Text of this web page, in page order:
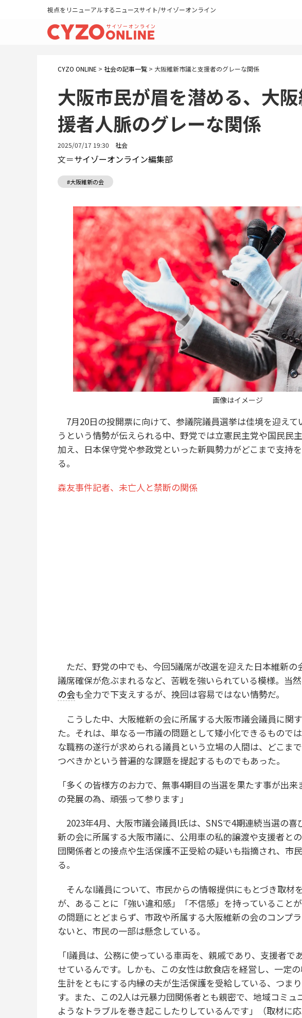
視点をリニューアルするニュースサイト/サイゾーオンライン
CYZO ONLINE > 社会の記事一覧 > 大阪維新市議と支援者のグレーな関係
大阪市民が眉を潜める、大
援者人脈のグレーな関係
2025/07/17 19:30 社会
文＝サイゾーオンライン編集部
#大阪維新の会
画像はイメージ
7月20日の投開票に向けて、参議院議員選挙は佳境を迎え
うという情勢が伝えられる中、野党では立憲民主党や国民民
加え、日本保守党や参政党といった新興勢力がどこまで支持
る。
森友事件記者、未亡人と禁断の関係
ただ、野党の中でも、今回5議席が改選を迎えた日本維新の
議席確保が危ぶまれるなど、苦戦を強いられている模様。当
の会も全力で下支えするが、挽回は容易ではない情勢だ。
こうした中、大阪維新の会に所属する大阪市議会議員に関
た。それは、単なる一市議の問題として矮小化できるもので
な職務の遂行が求められる議員という立場の人間は、どこま
つべきかという普遍的な課題を提起するものでもあった。
「多くの皆様方のお力で、無事4期目の当選を果たす事が出
の発展の為、頑張って参ります」
2023年4月、大阪市議会議員I氏は、SNSで4期連続当選の喜
新の会に所属する大阪市議に、公用車の私的譲渡や支援者と
団関係者との接点や生活保護不正受給の疑いも指摘され、市
る。
そんなI議員について、市民からの情報提供にもとづき取材
が、あることに「強い違和感」「不信感」を持っていること
の問題にとどまらず、市政や所属する大阪維新の会のコンプ
ないと、市民の一部は懸念している。
「I議員は、公務に使っている車両を、親戚であり、支援者で
せているんです。しかも、この女性は飲食店を経営し、一定の
生計をともにする内縁の夫が生活保護を受給している、つま
す。また、この2人は元暴力団関係者とも親密で、地域コミュ
ようなトラブルを巻き起こしたりしているんです」（取材に応